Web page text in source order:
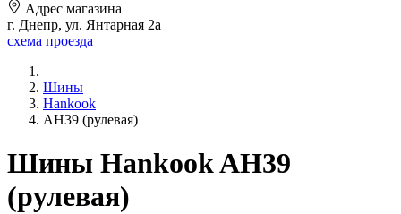
Адрес магазина
г. Днепр, ул. Янтарная 2а
схема проезда
Шины
Hankook
AH39 (рулевая)
Шины Hankook AH39
(рулевая)